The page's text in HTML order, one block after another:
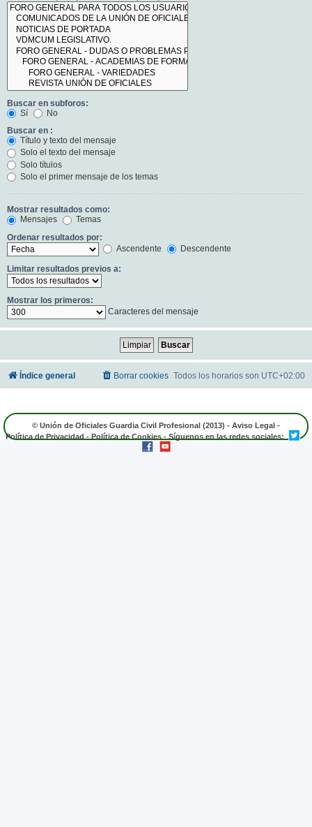
Buscar en subforos:
Sí
No
Buscar en :
Título y texto del mensaje
Solo el texto del mensaje
Solo títulos
Solo el primer mensaje de los temas
Mostrar resultados como:
Mensajes
Temas
Ordenar resultados por:
Ascendente
Descendente
Limitar resultados previos a:
Mostrar los primeros:
Caracteres del mensaje
Índice general Todos los horarios son UTC+02:00
Borrar cookies
© Unión de Oficiales Guardia Civil Profesional (2013) - Aviso Legal -
Política de Privacidad - Política de Cookies - Síguenos en las redes sociales: